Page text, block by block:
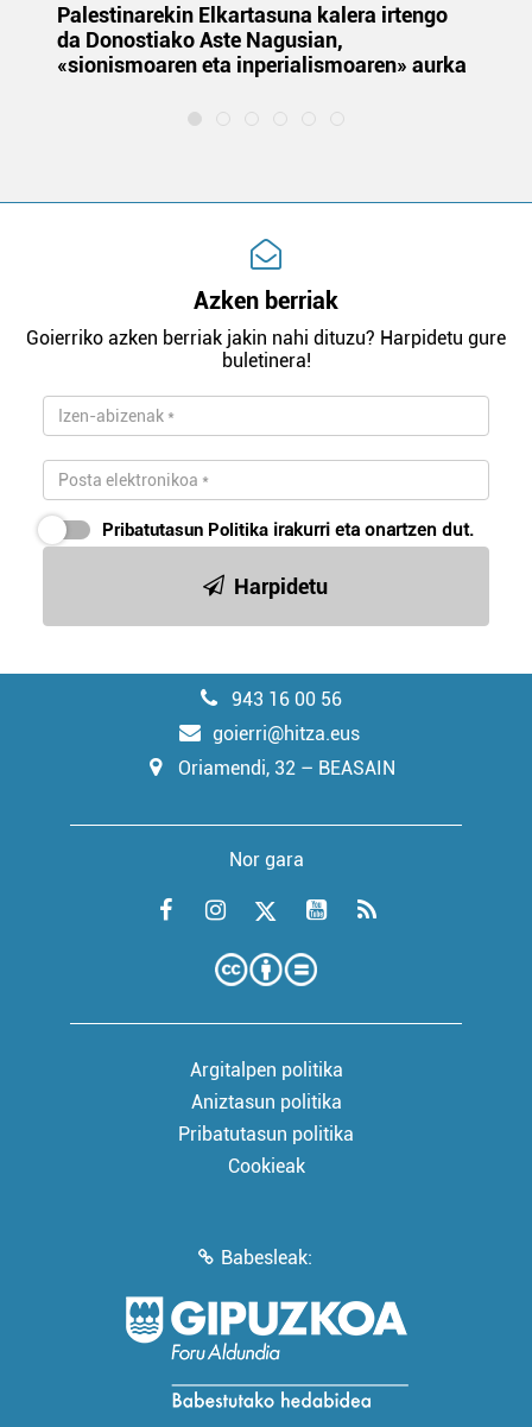
Palestinarekin Elkartasuna kalera irtengo
da Donostiako Aste Nagusian,
«sionismoaren eta inperialismoaren» aurka
Azken berriak
Goierriko azken berriak jakin nahi dituzu? Harpidetu gure
buletinera!
Pribatutasun Politika irakurri eta onartzen dut.
Harpidetu
943 16 00 56
goierri@hitza.eus
Oriamendi, 32 – BEASAIN
Nor gara
Argitalpen politika
Aniztasun politika
Pribatutasun politika
Cookieak
Babesleak: